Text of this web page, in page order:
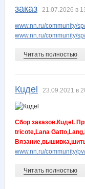
GummyBear Gunita
Katerinka-kartinka Kissma
заказ 21.07.2026 в
www.nn.ru/community/
www.nn.ru/community/
Читать полностью
Кuдel 23.09.2021 в
Сбор заказов.Кuдel.
tricote,Lana
www.nn.ru/community/
Читать полностью